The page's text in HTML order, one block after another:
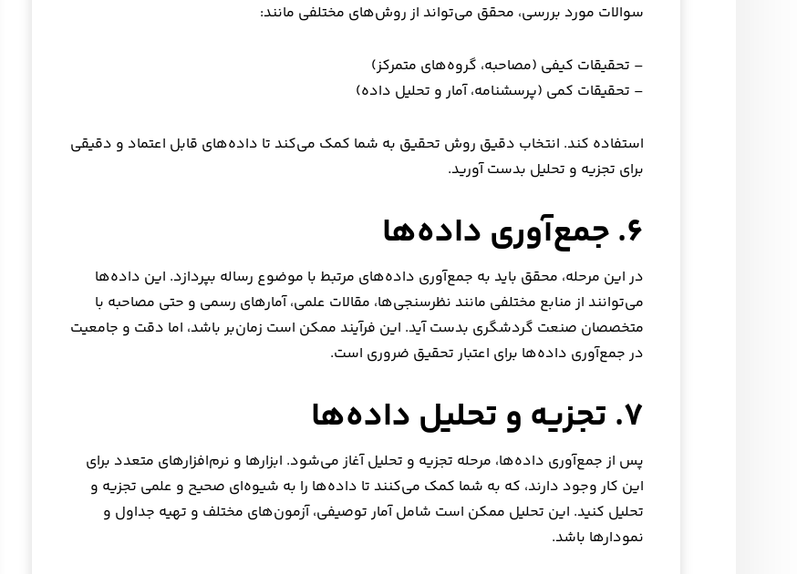
سوالات مورد بررسی، محقق می‌تواند از روش‌های مختلفی مانند:
– تحقیقات کیفی (مصاحبه، گروه‌های متمرکز)
– تحقیقات کمی (پرسشنامه، آمار و تحلیل داده)
استفاده کند. انتخاب دقیق روش تحقیق به شما کمک می‌کند تا داده‌های قابل اعتماد و دقیقی
برای تجزیه و تحلیل بدست آورید.
۶. جمع‌آوری داده‌ها
در این مرحله، محقق باید به جمع‌آوری داده‌های مرتبط با موضوع رساله بپردازد. این داده‌ها
می‌توانند از منابع مختلفی مانند نظرسنجی‌ها، مقالات علمی، آمارهای رسمی و حتی مصاحبه با
متخصصان صنعت گردشگری بدست آید. این فرآیند ممکن است زمان‌بر باشد، اما دقت و جامعیت
در جمع‌آوری داده‌ها برای اعتبار تحقیق ضروری است.
۷. تجزیه و تحلیل داده‌ها
پس از جمع‌آوری داده‌ها، مرحله تجزیه و تحلیل آغاز می‌شود. ابزارها و نرم‌افزارهای متعدد برای
این کار وجود دارند، که به شما کمک می‌کنند تا داده‌ها را به شیوه‌ای صحیح و علمی تجزیه و
تحلیل کنید. این تحلیل ممکن است شامل آمار توصیفی، آزمون‌های مختلف و تهیه جداول و
نمودارها باشد.